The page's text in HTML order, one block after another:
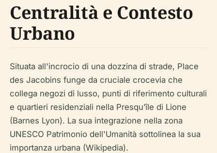
Centralità e Contesto
Urbano
Situata all'incrocio di una dozzina di strade, Place
des Jacobins funge da cruciale crocevia che
collega negozi di lusso, punti di riferimento culturali
e quartieri residenziali nella Presqu’île di Lione
(Barnes Lyon). La sua integrazione nella zona
UNESCO Patrimonio dell'Umanità sottolinea la sua
importanza urbana (Wikipedia).